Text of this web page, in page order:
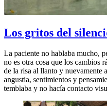
Los gritos del
La paciente no hablaba mucho,
no es otra cosa que los cambios
de la risa al llanto y nuevamente
angustia, sentimientos y
temblaba y no hacía contacto